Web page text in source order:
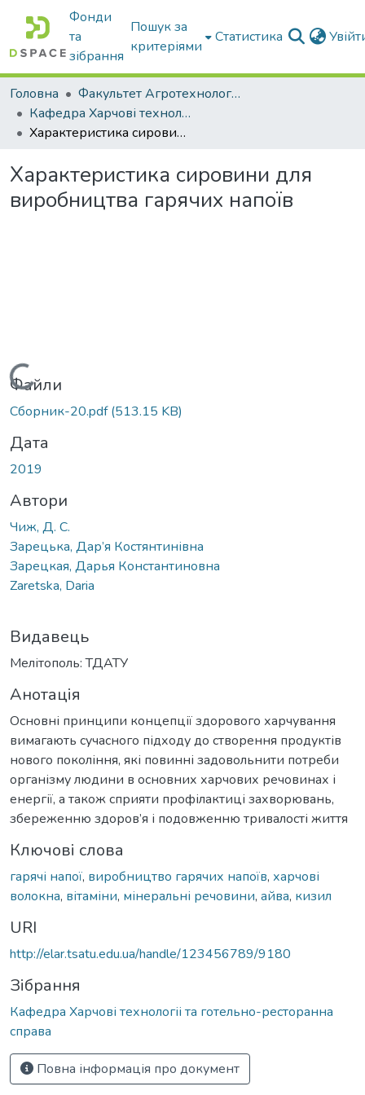
Фонди
та
зібрання
Пошук за
критеріями
Статистика
Головна
Факультет Агротехнологій та екології
Кафедра Харчові технологіі та готельно-ресторанна справа
Характеристика сировини для виробництва гарячих напоїв
Характеристика сировини для
виробництва гарячих напоїв
Вантажиться...
Файли
Сборник-20.pdf(513.15 KB)
Дата
2019
Автори
Чиж, Д. С.
Зарецька, Дар’я Костянтинівна
Зарецкая, Дарья Константиновна
Zaretska, Daria
Видавець
Мелітополь: ТДАТУ
Анотація
Основні принципи концепції здорового харчування
вимагають сучасного підходу до створення продуктів
нового покоління, які повинні задовольнити потреби
організму людини в основних харчових речовинах і
енергії, а також сприяти профілактиці захворювань,
збереженню здоров’я і подовженню тривалості життя
Ключові слова
гарячі напої, виробництво гарячих напоїв, харчові
волокна, вітаміни, мінеральні речовини, айва, кизил
URI
http://elar.tsatu.edu.ua/handle/123456789/9180
Зібрання
Кафедра Харчові технологіі та готельно-ресторанна
справа
Повна інформація про документ